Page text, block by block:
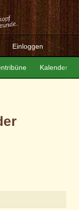
Einloggen
Kalender